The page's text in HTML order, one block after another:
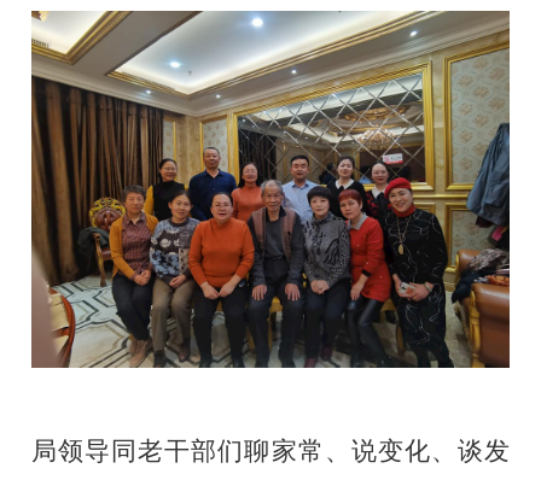
局领导同老干部们聊家常、说变化、谈发